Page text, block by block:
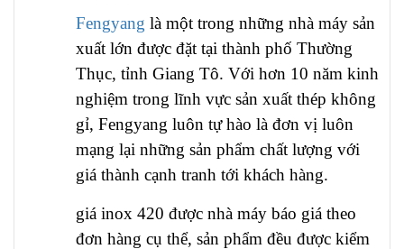
Fengyang là một trong những nhà máy sản
xuất lớn được đặt tại thành phố Thường
Thục, tỉnh Giang Tô. Với hơn 10 năm kinh
nghiệm trong lĩnh vực sản xuất thép không
gỉ, Fengyang luôn tự hào là đơn vị luôn
mạng lại những sản phẩm chất lượng với
giá thành cạnh tranh tới khách hàng.
giá inox 420 được nhà máy báo giá theo
đơn hàng cụ thể, sản phẩm đều được kiểm